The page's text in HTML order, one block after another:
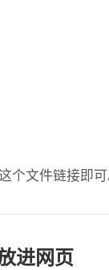
个文件链接即可
进网页